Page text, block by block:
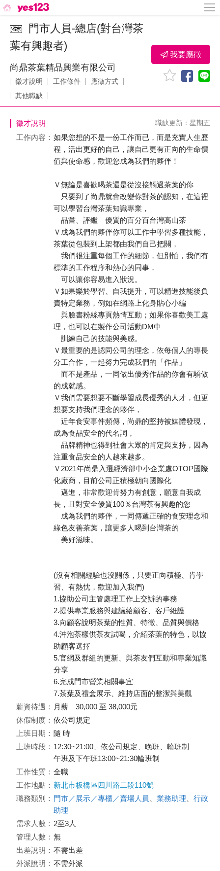
門市人員-總店(對台灣茶
葉有興趣者)
尚鼎茶葉精品興業有限公司
徵才說明 工作條件
應徵方式
其他職缺
我要應徵
徵才說明 職缺更新：星期五
工作內容： 如果您想的不是一份工作而已，而是充實人生歷
程，活出更好的自己，讓自己更有正向的生命價
值與使命感，歡迎您成為我們的夥伴！
Ｖ無論是喜歡喝茶還是從沒接觸過茶葉的你
只要到了尚鼎就會改變你對茶的認知，在這裡
可以學習台灣茶葉知識專業，
品嘗、評鑑 優質的百分百台灣高山茶
Ｖ成為我們的夥伴你可以工作中學習多種技能，
茶葉從包裝到上架都由我們自己把關，
我們很注重每個工作的細節，但別怕，我們有
標準的工作程序和熱心的同事，
可以讓你容易進入狀況。
Ｖ如果樂於學習、自我提升，可以精進技能後負
責特定業務，例如在網路上化身貼心小編
與臉書粉絲專頁熱情互動；如果你喜歡美工處
理，也可以在製作公司活動DM中
訓練自己的技能與美感。
Ｖ最重要的是認同公司的理念，依每個人的專長
分工合作，一起努力完成我們的「作品」
而不是產品，一同做出優秀作品的你會有驕傲
的成就感。
Ｖ我們需要想要不斷學習成長優秀的人才，但更
想要支持我們理念的夥伴，
近年食安事件頻傳，尚鼎的堅持被媒體發現，
成為食品安全的代名詞，
品牌精神也得到社會大眾的肯定與支持，因為
注重食品安全的人越來越多。
Ｖ2021年尚鼎入選經濟部中小企業處OTOP國際
化廠商，目前公司正積極朝向國際化
邁進，非常歡迎肯努力有創意，願意自我成
長，且對安全優質100％台灣茶有興趣的您
成為我們的夥伴，一同傳遞正確的食安理念和
綠色友善茶葉，讓更多人喝到台灣茶的
美好滋味。
(沒有相關經驗也沒關係，只要正向積極、肯學
習、有熱忱，歡迎加入我們)
1.協助公司主管處理工作上交辦的事務
2.提供專業服務與建議給顧客、客戶維護
3.向顧客說明茶葉的性質、特徵、品質與價格
4.沖泡茶樣供茶友試喝，介紹茶葉的特色，以協
助顧客選擇
5.官網及群組的更新、與茶友們互動和專業知識
分享
6.完成門市營業相關事宜
7.茶葉及禮盒展示、維持店面的整潔與美觀
薪資待遇： 月薪 30,000 至 38,000元
休假制度： 依公司規定
上班日期： 隨 時
上班時段： 12:30~21:00、依公司規定、晚班、輪班制
午班及下午班13:00~21:30輪班制
工作性質： 全職
工作地點： 新北市板橋區四川路二段110號
職務類別： 門市／展示／專櫃／賣場人員 業務助理
行政
助理
需求人數： 2至3人
管理人數： 無
出差說明： 不需出差
外派說明： 不需外派